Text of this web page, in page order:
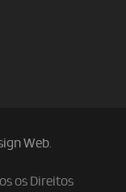
Web.
os Direitos